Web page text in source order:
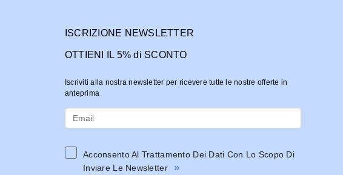
ISCRIZIONE NEWSLETTER
OTTIENI IL 5% di SCONTO
Iscriviti alla nostra newsletter per ricevere tutte le nostre offerte in
anteprima
Acconsento Al Trattamento Dei Dati Con Lo Scopo Di
Inviare Le Newsletter
»